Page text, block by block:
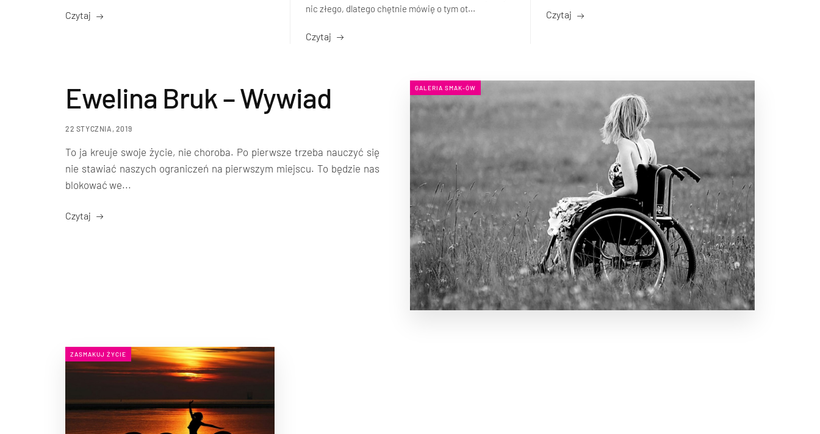
Czytaj
nic złego, dlatego chętnie mówię o tym ot...
Czytaj
Czytaj
GALERIA SMAK-ÓW
Ewelina Bruk – Wywiad
22 STYCZNIA, 2019
To ja kreuje swoje życie, nie choroba. Po pierwsze trzeba nauczyć się
nie stawiać naszych ograniczeń na pierwszym miejscu. To będzie nas
blokować we...
Czytaj
ZASMAKUJ ŻYCIE